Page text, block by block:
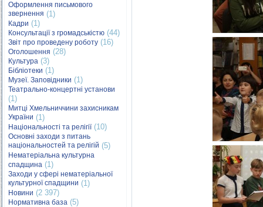
Оформлення письмового
звернення (1)
Кадри (1)
Консультації з громадськістю (44)
Звіт про проведену роботу (16)
Оголошення (28)
Культура (3)
Бібліотеки (1)
Музеї. Заповідники (1)
Театрально-концертні установи
(1)
Митці Хмельниччини захисникам
України (1)
Національності та релігії(10)
Основні заходи з питань
національностей та релігій (5)
Нематеріальна культурна
спадщина (1)
Заходи у сфері нематеріальної
культурної спадщини (1)
Новини (2 397)
Нормативна база (5)